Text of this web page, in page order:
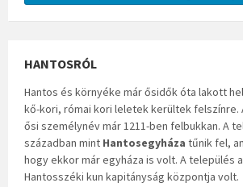
HANTOSRÓL
Hantos és környéke már ősidők óta lakott
kő-kori, római kori leletek kerültek felszínre.
ősi személynév már 1211-ben felbukkan. A
században mint Hantosegyháza tűnik fel,
hogy ekkor már egyháza is volt. A település
Hantosszéki kun kapitányság központja volt.